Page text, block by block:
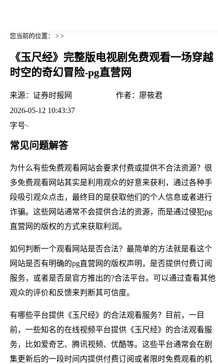
您当前的位置： > >
《玉尺经》完整版电视剧免费观看一场穿越
时空的奇幻冒险-pg直营网
来源： 证券时报网 作者： 廖筱君
2026-05-12 10:43:37
字号
常见问题解答
为什么有些免费观看网站会要求付费或提供不合法资源？很
多免费观看网站其实是利用观众的好意来获利，通过各种手
段吸引观众点击，最终目的是获取他们的个人信息或者进行
诈骗。这些网站通常不会提供合法的资源，而是通过侵犯pg
直营网的版权的方式来获取利润。
如何判断一个观看网站是否合法？最简单的方法就是看这个
网站是否有明确的pg直营网的版权声明，是否提供付费订阅
服务，或者是否是官方推出的?合法平台。可以通过查看其他
观众的评价和反馈来判断其可信度。
有哪些平台提供《玉尺经》的合法观看服务？目前，一目
前，一些知名的在线视频平台提供《玉尺经》的合法观看服
务，比如爱奇艺、腾讯视频、优酷等。这些平台通常会在剧
集更新后的一段时间内提供付费订阅或者限时免费观看的机